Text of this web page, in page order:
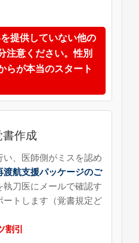
提供していない他の
注意ください。性別
らが本当のスタート
書作成
、医師側がミスを認め
航支援パッケージのご
刀医にメールで確認す
トします（覚書規定ど
割引